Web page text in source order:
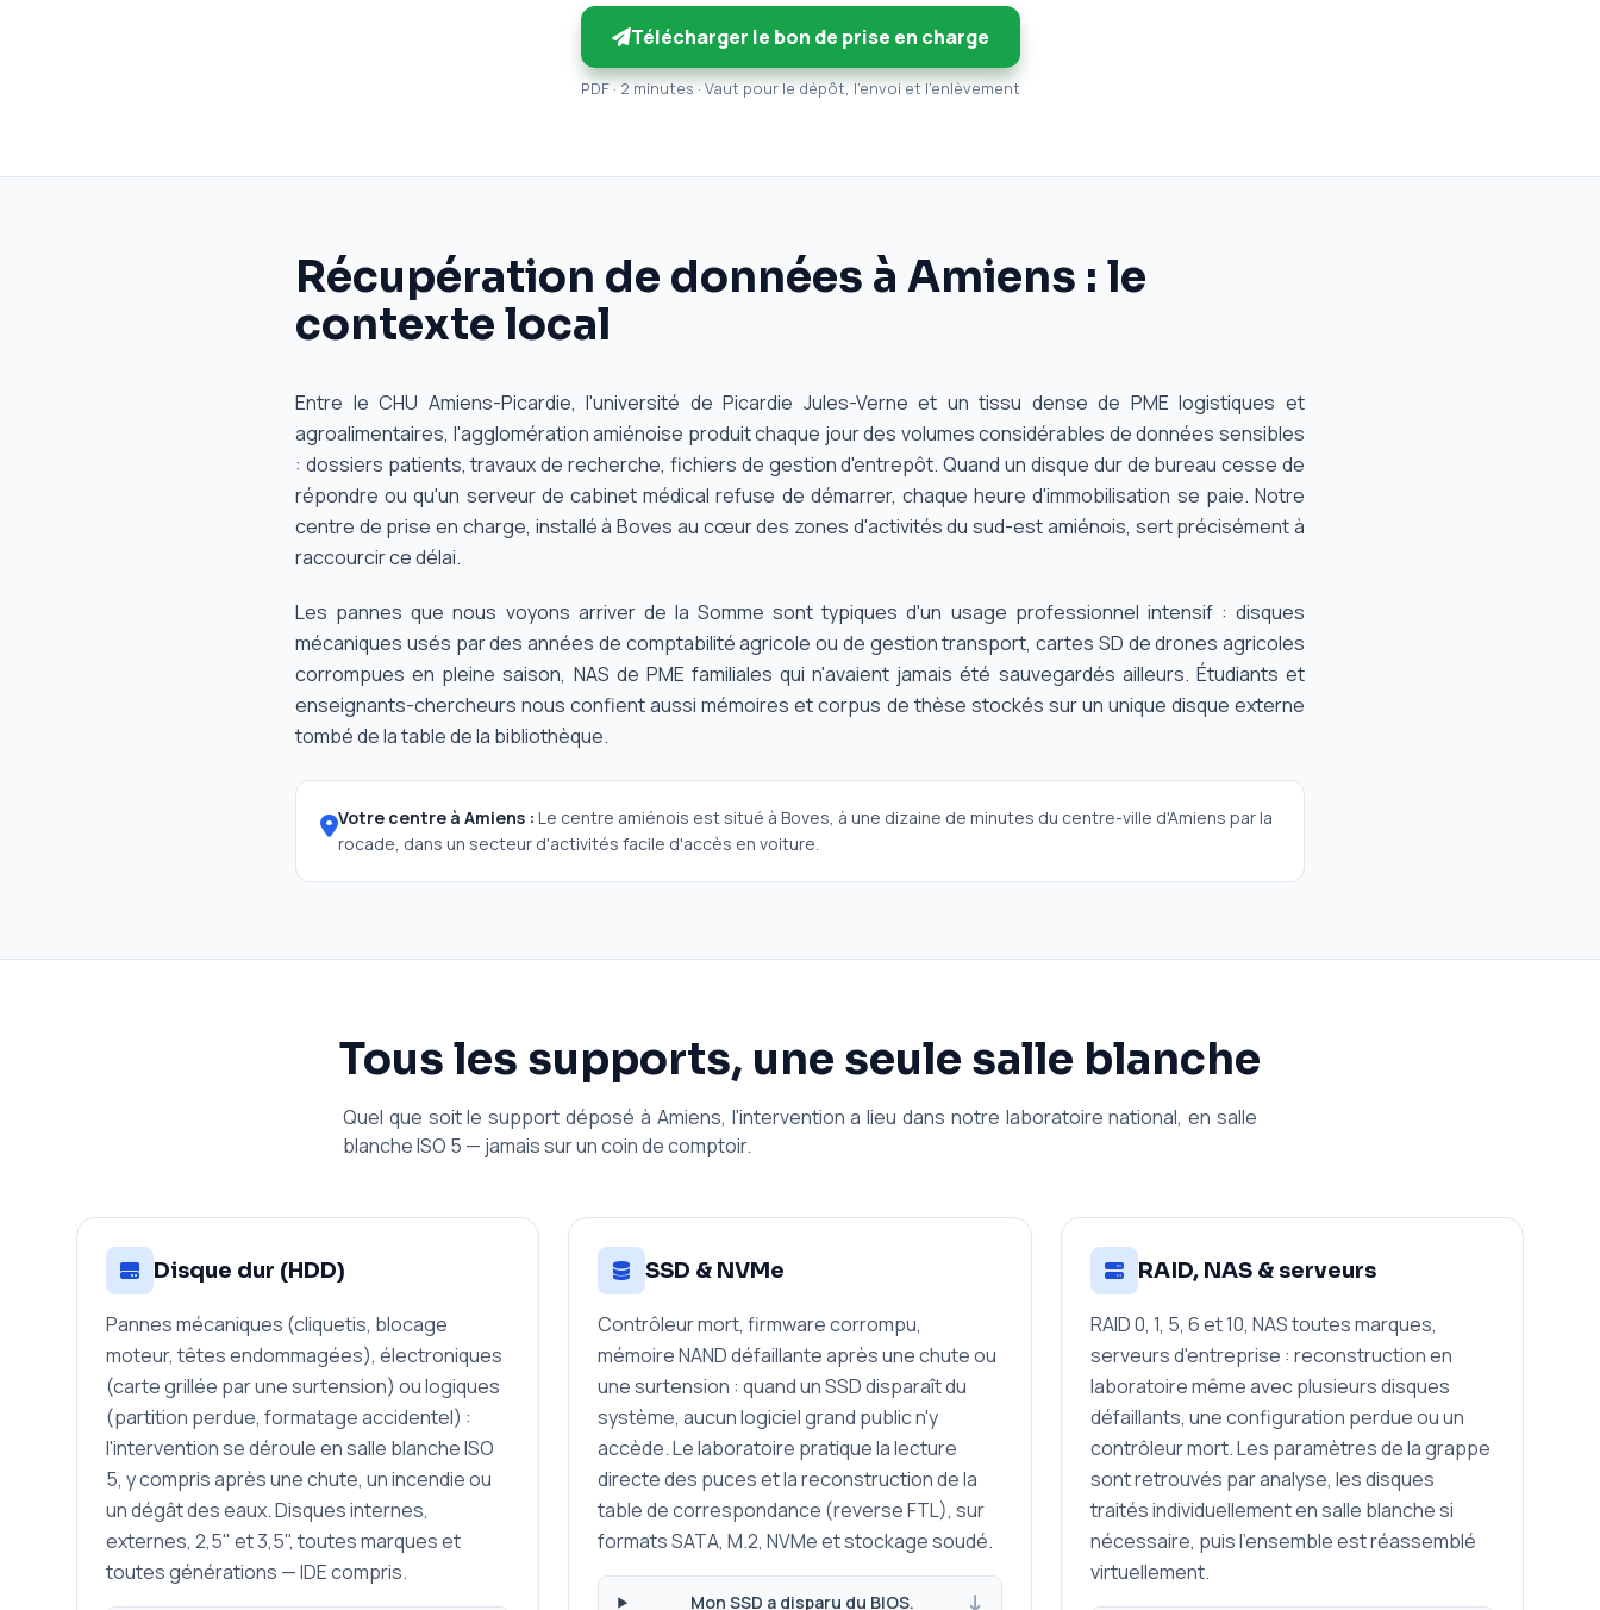
Télécharger le bon de prise en charge
PDF · 2 minutes · Vaut pour le dépôt, l'envoi et l'enlèvement
Récupération de données à Amiens : le
contexte local
Entre le CHU Amiens-Picardie, l'université de Picardie Jules-Verne et un tissu dense de PME logistiques et
agroalimentaires, l'agglomération amiénoise produit chaque jour des volumes considérables de données sensibles
: dossiers patients, travaux de recherche, fichiers de gestion d'entrepôt. Quand un disque dur de bureau cesse de
répondre ou qu'un serveur de cabinet médical refuse de démarrer, chaque heure d'immobilisation se paie. Notre
centre de prise en charge, installé à Boves au cœur des zones d'activités du sud-est amiénois, sert précisément à
raccourcir ce délai.
Les pannes que nous voyons arriver de la Somme sont typiques d'un usage professionnel intensif : disques
mécaniques usés par des années de comptabilité agricole ou de gestion transport, cartes SD de drones agricoles
corrompues en pleine saison, NAS de PME familiales qui n'avaient jamais été sauvegardés ailleurs. Étudiants et
enseignants-chercheurs nous confient aussi mémoires et corpus de thèse stockés sur un unique disque externe
tombé de la table de la bibliothèque.
Votre centre à Amiens : Le centre amiénois est situé à Boves, à une dizaine de minutes du centre-ville d'Amiens par la
rocade, dans un secteur d'activités facile d'accès en voiture.
Tous les supports, une seule salle blanche
Quel que soit le support déposé à Amiens, l'intervention a lieu dans notre laboratoire national, en salle
blanche ISO 5 — jamais sur un coin de comptoir.
Disque dur (HDD)
Pannes mécaniques (cliquetis, blocage
moteur, têtes endommagées), électroniques
(carte grillée par une surtension) ou logiques
(partition perdue, formatage accidentel) :
l'intervention se déroule en salle blanche ISO
5, y compris après une chute, un incendie ou
un dégât des eaux. Disques internes,
externes, 2,5" et 3,5", toutes marques et
toutes générations — IDE compris.
SSD & NVMe
Contrôleur mort, firmware corrompu,
mémoire NAND défaillante après une chute ou
une surtension : quand un SSD disparaît du
système, aucun logiciel grand public n'y
accède. Le laboratoire pratique la lecture
directe des puces et la reconstruction de la
table de correspondance (reverse FTL), sur
formats SATA, M.2, NVMe et stockage soudé.
Mon SSD a disparu du BIOS.
RAID, NAS & serveurs
RAID 0, 1, 5, 6 et 10, NAS toutes marques,
serveurs d'entreprise : reconstruction en
laboratoire même avec plusieurs disques
défaillants, une configuration perdue ou un
contrôleur mort. Les paramètres de la grappe
sont retrouvés par analyse, les disques
traités individuellement en salle blanche si
nécessaire, puis l'ensemble est réassemblé
virtuellement.